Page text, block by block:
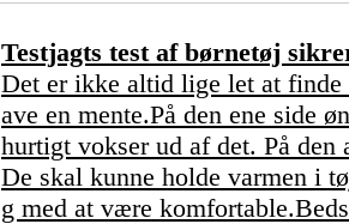
Testjagts test af børnetøj
Det er ikke altid lige let at
ave en mente.På den ene side
hurtigt vokser ud af det. På
De skal kunne holde varmen i
g med at være